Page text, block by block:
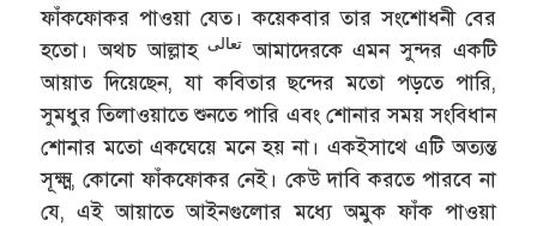
ফাঁকফোকর পাওয়া যেত। কয়েকবার তার সংশোধনী বের
হতো। অথচ আল্লাহتعالى আমাদেরকে এমন সুন্দর একটি
আয়াত দিয়েছেন, যা কবিতার ছন্দের মতো পড়তে পারি,
সুমধুর তিলাওয়াতে শুনতে পারি এবং শোনার সময় সংবিধান
শোনার মতো একঘেয়ে মনে হয় না। একইসাথে এটি অত্যন্ত
সূক্ষ্ম, কোনো ফাঁকফোকর নেই। কেউ দাবি করতে পারবে না
যে, এই আয়াতে আইনগুলোর মধ্যে অমুক ফাঁক পাওয়া